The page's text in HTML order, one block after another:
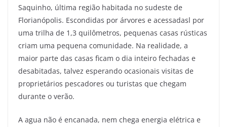
Saquinho, última região habitada no sudeste de
Florianópolis. Escondidas por árvores e acessadasl por
uma trilha de 1,3 quilômetros, pequenas casas rústicas
criam uma pequena comunidade. Na realidade, a
maior parte das casas ficam o dia inteiro fechadas e
desabitadas, talvez esperando ocasionais visitas de
proprietários pescadores ou turistas que chegam
durante o verão.
A agua não é encanada, nem chega energia elétrica e